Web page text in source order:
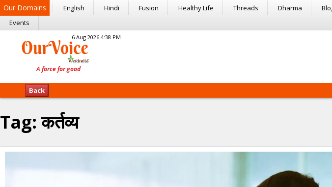
Our Domains English Hindi Fusion Healthy Life Threads Dharma
Events
6 Aug 2026 4:38 PM
Back
Tag:कर्तव्य